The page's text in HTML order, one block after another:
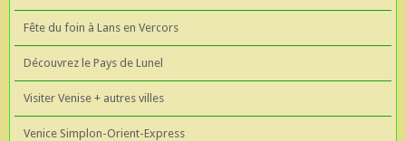
Fête du foin à Lans en Vercors
Découvrez le Pays de Lunel
Visiter Venise + autres villes
Venice Simplon-Orient-Express